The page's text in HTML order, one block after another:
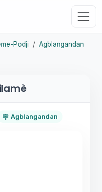
Podji
Agblangandan
Agblangandan